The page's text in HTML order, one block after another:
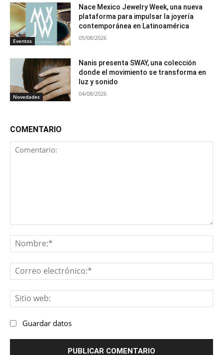
Eventos
Nace Mexico Jewelry Week, una nueva
plataforma para impulsar la joyería
contemporánea en Latinoamérica
05/08/2026
Novedades
Nanis presenta SWAY, una colección
donde el movimiento se transforma en
luz y sonido
04/08/2026
COMENTARIO
Guardar datos